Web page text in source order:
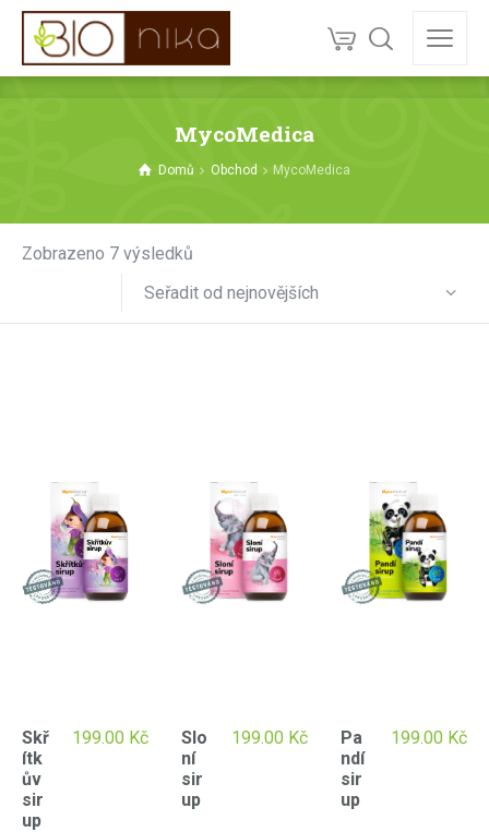
MycoMedica
Domů Obchod MycoMedica
Zobrazeno 7 výsledků
by
latest
Seřadit od nejnovějších
Skř
ítk
ův
sir
up
199.00 Kč
Slo
ní
sir
up
199.00 Kč
Pa
ndí
sir
up
199.00 Kč